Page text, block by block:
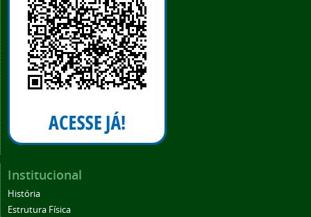
Institucional
História
Estrutura Física